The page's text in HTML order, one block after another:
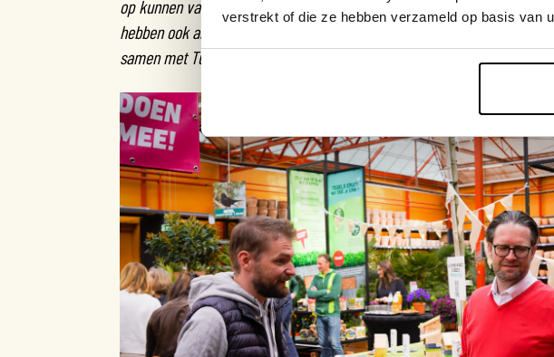
verstrekt of die ze hebben verzameld op basis van
op kunnen vangen. De gemeente en het waterschap doen dat in de
hebben ook alle Amsterdammers en de Amsterdamse bedrijven nodig.
samen met Tuincentrum Osdorp optrekken om anderen te inspireren